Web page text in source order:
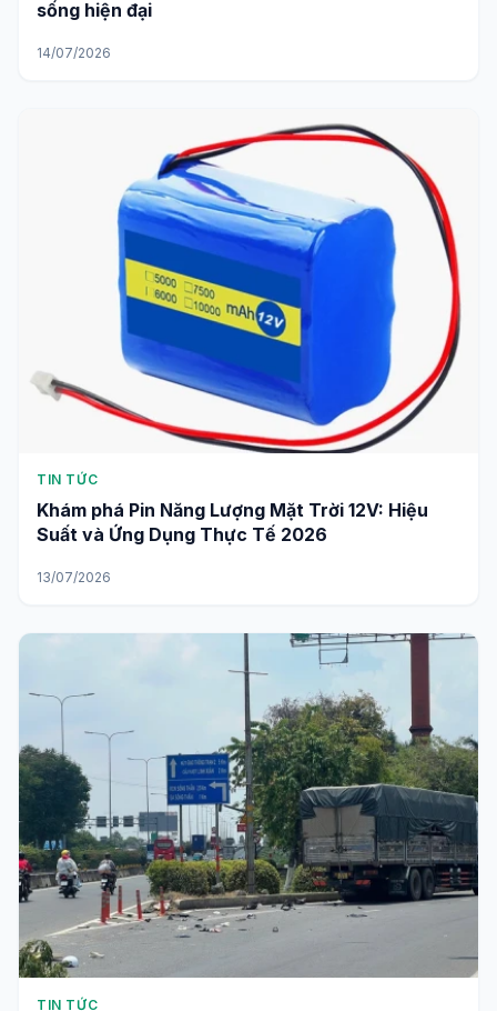
Low Tech là gì và vai trò của nó trong cuộc
sống hiện đại
14/07/2026
TIN TỨC
Khám phá Pin Năng Lượng Mặt Trời 12V: Hiệu
Suất và Ứng Dụng Thực Tế 2026
13/07/2026